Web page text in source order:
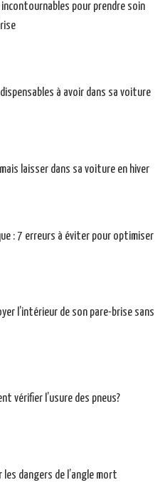
pour prendre soin
à avoir dans sa voiture
laisser dans sa voiture en hiver
: 7 erreurs à éviter pour optimiser
l’intérieur de son pare-brise sans
vérifier l’usure des pneus?
dangers de l’angle mort